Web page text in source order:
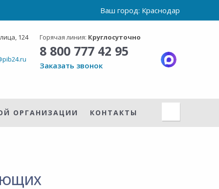
Ваш город: Краснодар
124 Горячая линия: Круглосуточно
8 800 777 42 95
Заказать звонок
ОРГАНИЗАЦИИ КОНТАКТЫ